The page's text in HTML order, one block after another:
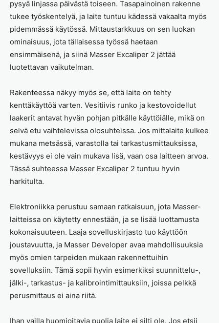
pysyä linjassa päivästä toiseen. Tasapainoinen rakenne
tukee työskentelyä, ja laite tuntuu kädessä vakaalta myös
pidemmässä käytössä. Mittaustarkkuus on sen luokan
ominaisuus, jota tällaisessa työssä haetaan
ensimmäisenä, ja siinä Masser Excaliper 2 jättää
luotettavan vaikutelman.
Rakenteessa näkyy myös se, että laite on tehty
kenttäkäyttöä varten. Vesitiivis runko ja kestovoidellut
laakerit antavat hyvän pohjan pitkälle käyttöiälle, mikä on
selvä etu vaihtelevissa olosuhteissa. Jos mittalaite kulkee
mukana metsässä, varastolla tai tarkastusmittauksissa,
kestävyys ei ole vain mukava lisä, vaan osa laitteen arvoa.
Tässä suhteessa Masser Excaliper 2 tuntuu hyvin
harkitulta.
Elektroniikka perustuu samaan ratkaisuun, jota Masser-
laitteissa on käytetty ennestään, ja se lisää luottamusta
kokonaisuuteen. Laaja sovelluskirjasto tuo käyttöön
joustavuutta, ja Masser Developer avaa mahdollisuuksia
myös omien tarpeiden mukaan rakennettuihin
sovelluksiin. Tämä sopii hyvin esimerkiksi suunnittelu-,
jälki-, tarkastus- ja kalibrointimittauksiin, joissa pelkkä
perusmittaus ei aina riitä.
Ihan vailla huomioitavia puolia laite ei silti ole. Jos etsii